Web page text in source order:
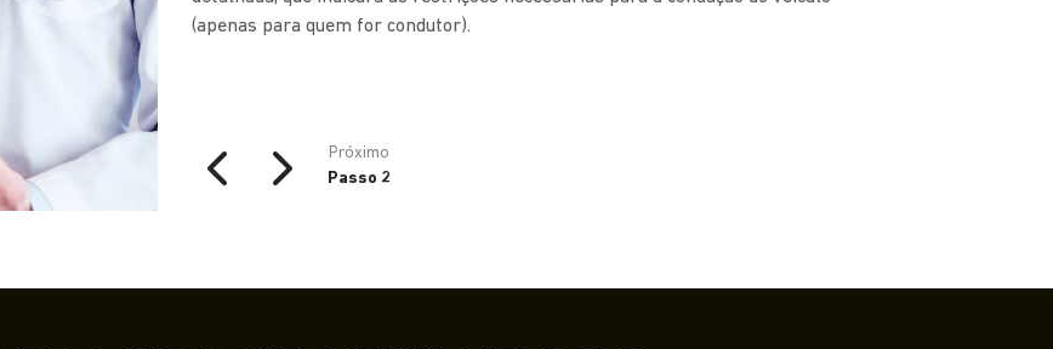
(apenas para quem for condutor).
Próximo
Passo 2